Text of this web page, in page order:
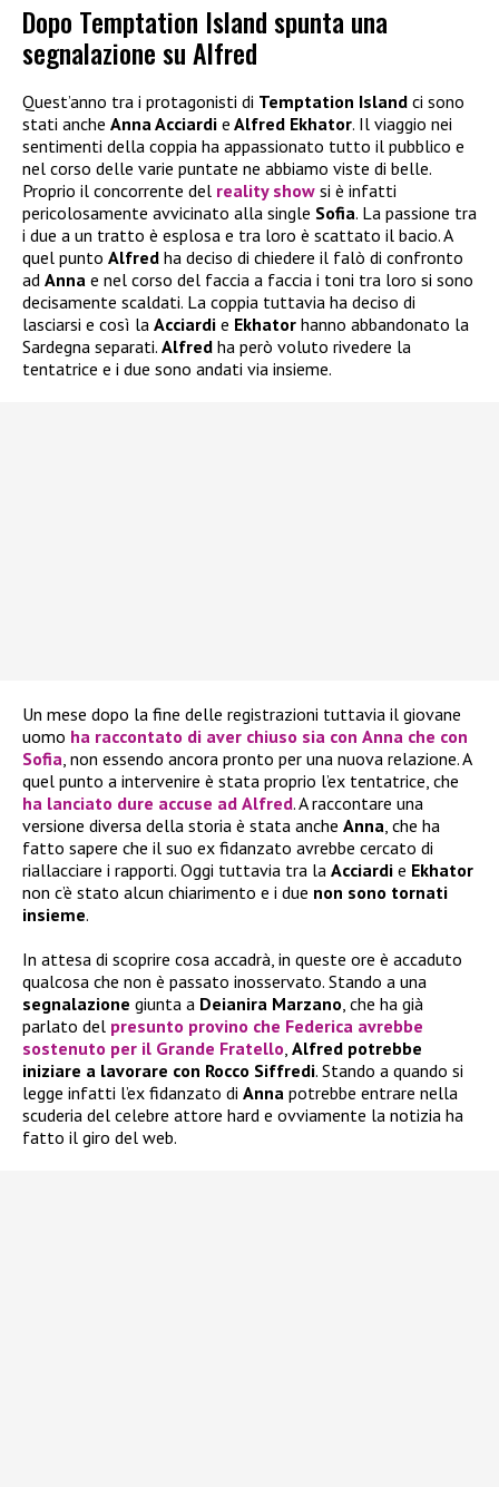
Dopo Temptation Island spunta una
segnalazione su Alfred
Quest’anno tra i protagonisti di Temptation Island ci sono
stati anche Anna Acciardi e Alfred Ekhator. Il viaggio nei
sentimenti della coppia ha appassionato tutto il pubblico e
nel corso delle varie puntate ne abbiamo viste di belle.
Proprio il concorrente del reality show si è infatti
pericolosamente avvicinato alla single Sofia. La passione tra
i due a un tratto è esplosa e tra loro è scattato il bacio. A
quel punto Alfred ha deciso di chiedere il falò di confronto
ad Anna e nel corso del faccia a faccia i toni tra loro si sono
decisamente scaldati. La coppia tuttavia ha deciso di
lasciarsi e così la Acciardi e Ekhator hanno abbandonato la
Sardegna separati. Alfred ha però voluto rivedere la
tentatrice e i due sono andati via insieme.
Un mese dopo la fine delle registrazioni tuttavia il giovane
uomo ha raccontato di aver chiuso sia con Anna che con
Sofia, non essendo ancora pronto per una nuova relazione. A
quel punto a intervenire è stata proprio l’ex tentatrice, che
ha lanciato dure accuse ad Alfred. A raccontare una
versione diversa della storia è stata anche Anna, che ha
fatto sapere che il suo ex fidanzato avrebbe cercato di
riallacciare i rapporti. Oggi tuttavia tra la Acciardi e Ekhator
non c’è stato alcun chiarimento e i due non sono tornati
insieme.
In attesa di scoprire cosa accadrà, in queste ore è accaduto
qualcosa che non è passato inosservato. Stando a una
segnalazione giunta a Deianira Marzano, che ha già
parlato del presunto provino che Federica avrebbe
sostenuto per il Grande Fratello, Alfred potrebbe
iniziare a lavorare con Rocco Siffredi. Stando a quando si
legge infatti l’ex fidanzato di Anna potrebbe entrare nella
scuderia del celebre attore hard e ovviamente la notizia ha
fatto il giro del web.